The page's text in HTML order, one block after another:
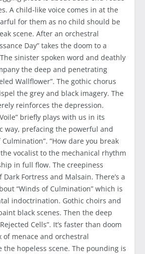
A child-like voice comes in at the
for them as no child should be
scene. After an orchestral
Day” takes the doom to a
sinister spoken word and deathly
the deep and penetrating
Wallflower”. The gothic chorus
the grey and black imagery. The
reinforces the depression.
briefly plays with us in its
way, prefacing the powerful and
”How dare you break
vocalist to the mechanical rhythm
in full flow. The creepiness
Fortress and Malsain. There’s a
“Winds of Culmination” which is
indoctrination. Gothic choirs and
black scenes. Then the deep
Cells”. It’s faster than doom
menace and orchestral
hopeless scene. The pounding is